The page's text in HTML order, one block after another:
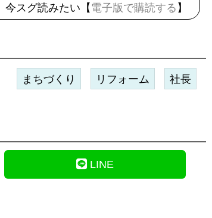
今スグ読みたい【 電子版で購読する 】
まちづくり リフォーム 社長
LINE